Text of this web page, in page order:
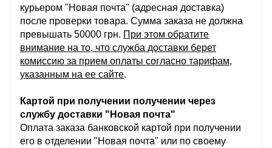
курьером "Новая почта" (адресная доставка)
после проверки товара. Сумма заказа не должна
превышать 50000 грн. При этом обратите
внимание на то, что служба доставки берет
комиссию за прием оплаты согласно тарифам,
указанным на ее сайте.
Картой при получении получении через
службу доставки "Новая почта"
Оплата заказа банковской картой при получении
его в отделении "Новая почта" или по своему